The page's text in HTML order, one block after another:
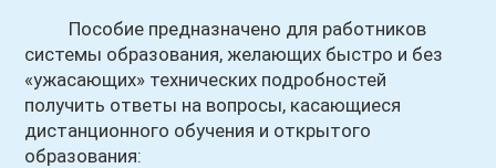
Пособие предназначено для работников
системы образования, желающих быстро и без
«ужасающих» технических подробностей
получить ответы на вопросы, касающиеся
дистанционного обучения и открытого
образования: